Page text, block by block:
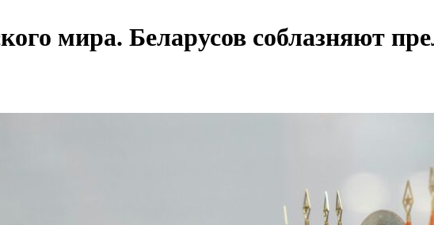
мира. Беларусов соблазняют